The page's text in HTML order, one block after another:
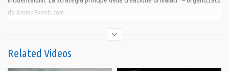
da AnimaEventi.com
perché siamo più ammalati o siamo più ammalati perché facciamo più
esami?”
Related Videos